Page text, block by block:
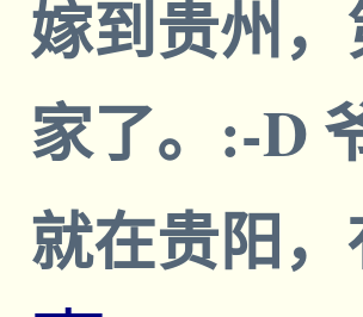
嫁到贵州
家了。:-D
就在贵阳